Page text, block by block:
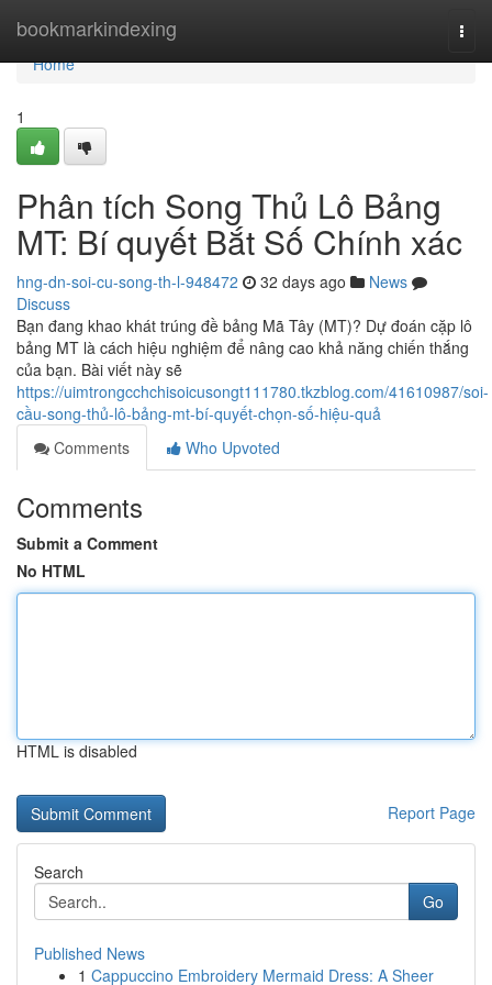
bookmarkindexing
Home
Home
1
Phân tích Song Thủ Lô Bảng
MT: Bí quyết Bắt Số Chính xác
hng-dn-soi-cu-song-th-l-948472 32 days ago
News
Discuss
Bạn đang khao khát trúng đề bảng Mã Tây (MT)? Dự đoán cặp lô
bảng MT là cách hiệu nghiệm để nâng cao khả năng chiến thắng
của bạn. Bài viết này sẽ
https://uimtrongcchchisoicusongt111780.tkzblog.com/41610987/soi-
cầu-song-thủ-lô-bảng-mt-bí-quyết-chọn-số-hiệu-quả
Comments
Who Upvoted
Comments
Submit a Comment
No HTML
HTML is disabled
Report Page
Search
Go
Published News
1 Cappuccino Embroidery Mermaid Dress: A Sheer